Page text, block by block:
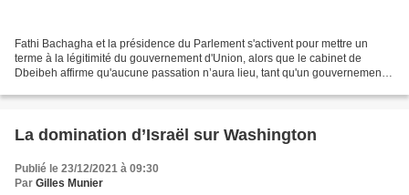
Fathi Bachagha et la présidence du Parlement s'activent pour mettre un
terme à la légitimité du gouvernement d'Union, alors que le cabinet de
Dbeibeh affirme qu'aucune passation n’aura lieu, tant qu'un gouvernement
La domination d’Israël sur Washington
Publié le 23/12/2021 à 09:30
Par Gilles Munier